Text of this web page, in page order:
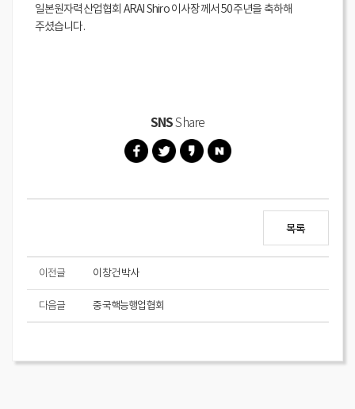
일본원자력산업협회 ARAI Shiro 이사장께서 50주년을 축하해
주셨습니다.
SNSShare
목록
이전글 이창건 박사
다음글 중국핵능행업협회